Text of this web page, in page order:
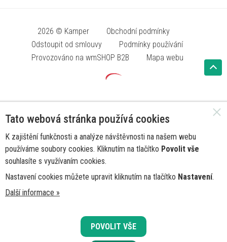
2026 © Kamper
Obchodní podmínky
Odstoupit od smlouvy
Podmínky používání
Provozováno na wmSHOP B2B
Mapa webu
Tato webová stránka používá cookies
K zajištění funkčnosti a analýze návštěvnosti na našem webu
používáme soubory cookies. Kliknutím na tlačítko Povolit vše
souhlasíte s využívaním cookies.
Nastavení cookies můžete upravit kliknutím na tlačítko Nastavení.
Další informace »
POVOLIT VŠE